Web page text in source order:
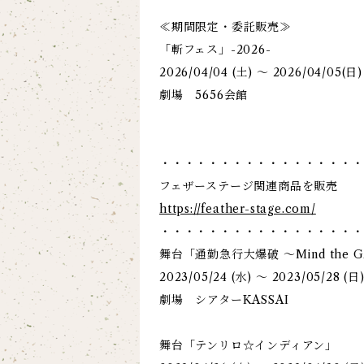
≪期間限定・委託販売≫
「斬フェス」-2026-
2026/04/04 (土) ～ 2026/04/05(日)
劇場 5656会館
・・・・・・・・・・・・・・・・
フェザーステージ関連商品を販売
https://feather-stage.com/
・・・・・・・・・・・・・・・・
舞台「通勤急行大爆破 ～Mind the
2023/05/24 (水) ～ 2023/05/28 (日)
劇場 シアターKASSAI
舞台「テンリロ☆インディアン」